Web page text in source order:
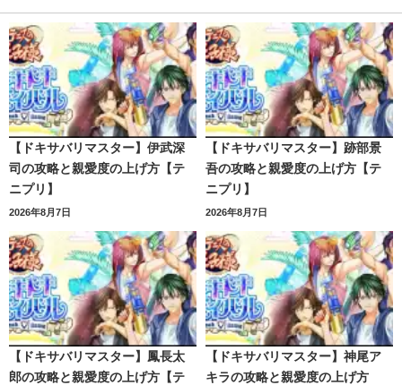
【ドキサバリマスター】伊武深
司の攻略と親愛度の上げ方【テ
ニプリ】
2026年8月7日
【ドキサバリマスター】跡部景
吾の攻略と親愛度の上げ方【テ
ニプリ】
2026年8月7日
【ドキサバリマスター】鳳長太
郎の攻略と親愛度の上げ方【テ
【ドキサバリマスター】神尾ア
キラの攻略と親愛度の上げ方